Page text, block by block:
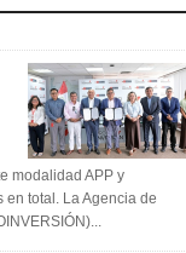
modalidad APP y
total. La Agencia de